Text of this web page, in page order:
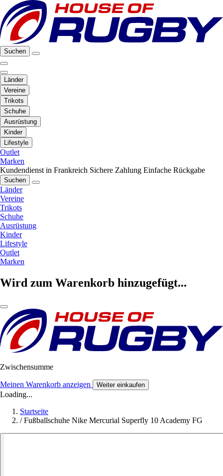
Suchen
Länder
Vereine
Trikots
Schuhe
Ausrüstung
Kinder
Lifestyle
Outlet
Marken
Kundendienst in Frankreich Sichere Zahlung Einfache Rückgabe
Suchen
Länder
Vereine
Trikots
Schuhe
Ausrüstung
Kinder
Lifestyle
Outlet
Marken
Wird zum Warenkorb hinzugefügt...
Zwischensumme
Meinen Warenkorb anzeigen Weiter einkaufen
Loading...
Startseite
/ Fußballschuhe Nike Mercurial Superfly 10 Academy FG